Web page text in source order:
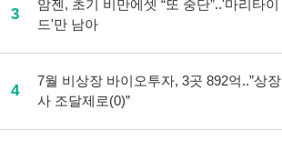
3
암젠, 초기 비만에셋 “또 중단”..'마리타이
드'만 남아
4
7월 비상장 바이오투자, 3곳 892억..”상장
사 조달제로(0)”